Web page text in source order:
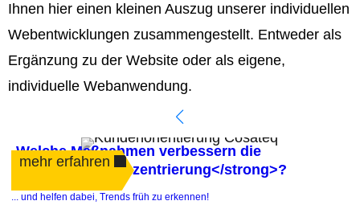
Ihnen hier einen kleinen Auszug unserer individuellen
Webentwicklungen zusammengestellt. Entweder als
Ergänzung zu der Website oder als eigene,
individuelle Webanwendung.
Welche Maßnahmen verbessern die
<strong>Kundenzentrierung</strong>?
mehr erfahren
... und helfen dabei, Trends früh zu erkennen!